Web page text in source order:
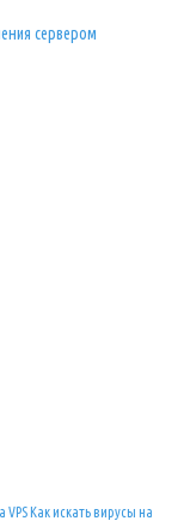
сервером
VPSКак искать вирусы на